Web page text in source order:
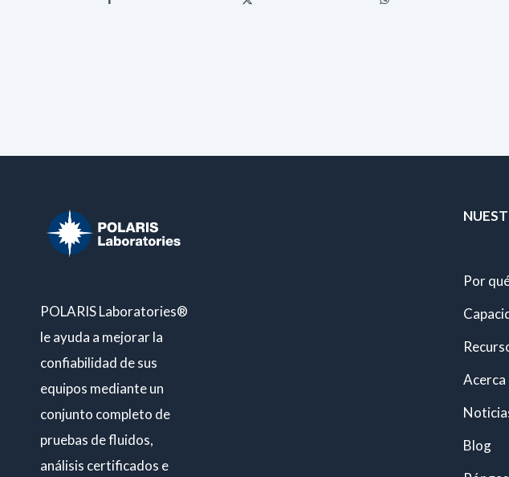
POLARIS Laboratories®
le ayuda a mejorar la
confiabilidad de sus
equipos mediante un
conjunto completo de
pruebas de fluidos,
análisis certificados e
Por
Acerca
Blog